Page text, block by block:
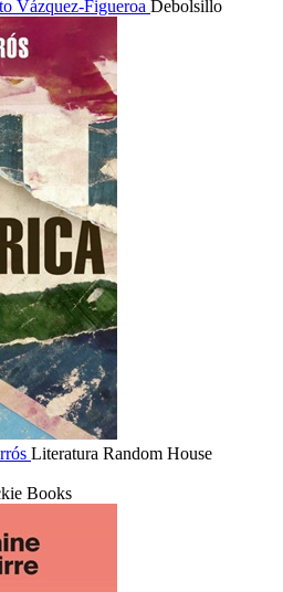
Vázquez-Figueroa Debolsillo
Literatura Random House
Books